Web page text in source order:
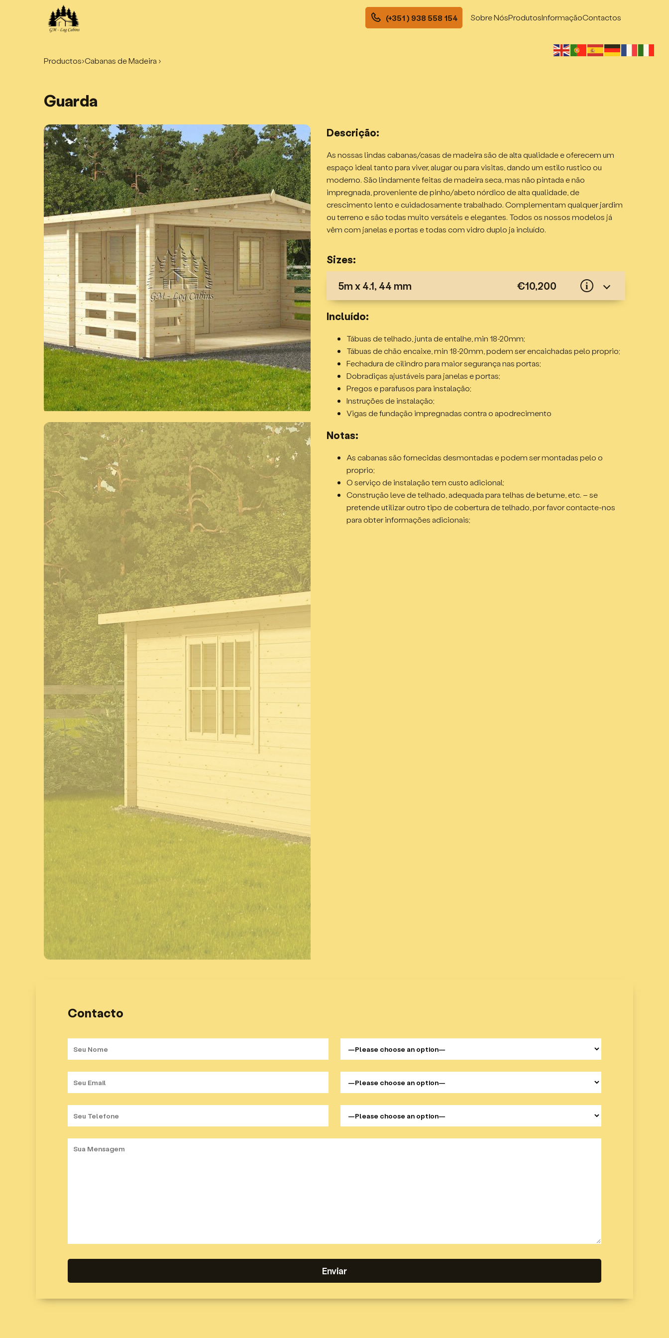
(+351 ) 938 558 154 Sobre NósProdutosInformaçãoContactos
Productos›Cabanas de Madeira ›
Guarda
Descrição:
As nossas lindas cabanas/casas de madeira são de alta qualidade e oferecem um
espaço ideal tanto para viver, alugar ou para visitas, dando um estilo rustico ou
moderno. São lindamente feitas de madeira seca, mas não pintada e não
impregnada, proveniente de pinho/abeto nórdico de alta qualidade, de
crescimento lento e cuidadosamente trabalhado. Complementam qualquer jardim
ou terreno e são todas muito versáteis e elegantes. Todos os nossos modelos já
vêm com janelas e portas e todas com vidro duplo ja incluído.
Sizes:
5m x 4.1, 44 mm i
€10,200
Especificações
Troncos de 68mm, encaixe duplo, madeira de abeto;
Altura do cume – 2,358m;
Altura da parede – 1,965m;
Dimensões externas – 5 x 5,88m incluindo terraço de 1,86m de profundidade;
Área interna – 17,52m²;
Área do telhado – 34m²;
Divisórias internas de acordo com o desenho + 1 porta interna;
1 janela dupla, abrindo para fora;
Vidro duplo, junta de borracha para estanqueidade à água;
Área interna – 17,5m² + 8,46m² terraço:
Sala de estar – 11,87m²;
Cozinha – 3,26m²;
Casa de banho/WC – 2,34m²;
Incluído:
Tábuas de telhado, junta de entalhe, min 18-20mm;
Tábuas de chão encaixe, min 18-20mm, podem ser encaichadas pelo proprio;
Fechadura de cilindro para maior segurança nas portas;
Dobradiças ajustáveis para janelas e portas;
Pregos e parafusos para instalação;
Instruções de instalação;
Vigas de fundação impregnadas contra o apodrecimento
Notas:
As cabanas são fornecidas desmontadas e podem ser montadas pelo o
proprio;
O serviço de instalação tem custo adicional;
Construção leve de telhado, adequada para telhas de betume, etc. – se
pretende utilizar outro tipo de cobertura de telhado, por favor contacte-nos
para obter informações adicionais;
Contacto